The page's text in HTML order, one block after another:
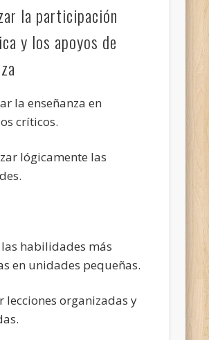
la participación
y los apoyos de
la enseñanza en
críticos.
lógicamente las
habilidades más
en unidades pequeñas.
lecciones organizadas y